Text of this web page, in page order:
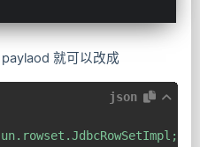
就可以改成
json